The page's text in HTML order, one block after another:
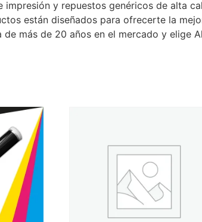
y repuestos genéricos de alta
están diseñados para ofrecerte la
más de 20 años en el mercado y elige